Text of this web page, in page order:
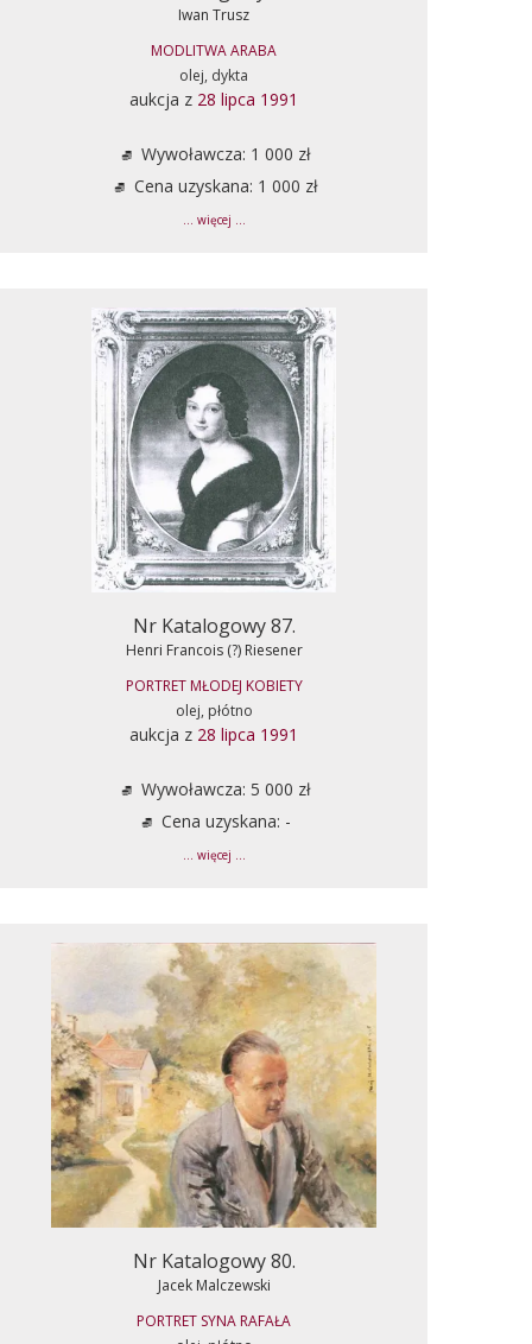
Iwan Trusz
MODLITWA ARABA
olej, dykta
aukcja z 28 lipca 1991
Wywoławcza: 1 000 zł
Cena uzyskana: 1 000 zł
... więcej ...
Nr Katalogowy 87.
Henri Francois (?) Riesener
PORTRET MŁODEJ KOBIETY
olej, płótno
aukcja z 28 lipca 1991
Wywoławcza: 5 000 zł
Cena uzyskana: -
... więcej ...
Nr Katalogowy 80.
Jacek Malczewski
PORTRET SYNA RAFAŁA